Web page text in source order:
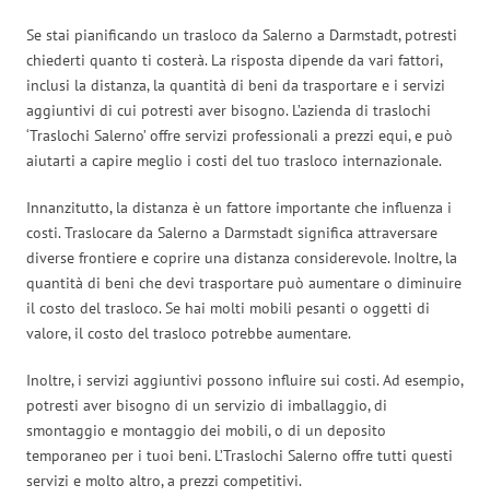
Se stai pianificando un trasloco da Salerno a Darmstadt, potresti
chiederti quanto ti costerà. La risposta dipende da vari fattori,
inclusi la distanza, la quantità di beni da trasportare e i servizi
aggiuntivi di cui potresti aver bisogno. L’azienda di traslochi
‘Traslochi Salerno’ offre servizi professionali a prezzi equi, e può
aiutarti a capire meglio i costi del tuo trasloco internazionale.
Innanzitutto, la distanza è un fattore importante che influenza i
costi. Traslocare da Salerno a Darmstadt significa attraversare
diverse frontiere e coprire una distanza considerevole. Inoltre, la
quantità di beni che devi trasportare può aumentare o diminuire
il costo del trasloco. Se hai molti mobili pesanti o oggetti di
valore, il costo del trasloco potrebbe aumentare.
Inoltre, i servizi aggiuntivi possono influire sui costi. Ad esempio,
potresti aver bisogno di un servizio di imballaggio, di
smontaggio e montaggio dei mobili, o di un deposito
temporaneo per i tuoi beni. L’Traslochi Salerno offre tutti questi
servizi e molto altro, a prezzi competitivi.